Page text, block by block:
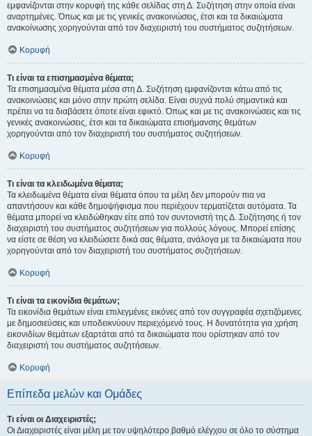
εμφανίζονται στην κορυφή της κάθε σελίδας στη Δ. Συζήτηση στην οποία είναι
αναρτημένες. Όπως και με τις γενικές ανακοινώσεις, έτσι και τα δικαιώματα
ανακοίνωσης χορηγούνται από τον διαχειριστή του συστήματος συζητήσεων.
Κορυφή
Τι είναι τα επισημασμένα θέματα;
Τα επισημασμένα θέματα μέσα στη Δ. Συζήτηση εμφανίζονται κάτω από τις
ανακοινώσεις και μόνο στην πρώτη σελίδα. Είναι συχνά πολύ σημαντικά και
πρέπει να τα διαβάσετε όποτε είναι εφικτό. Όπως και με τις ανακοινώσεις και τις
γενικές ανακοινώσεις, έτσι και τα δικαιώματα επισήμανσης θεμάτων
χορηγούνται από τον διαχειριστή του συστήματος συζητήσεων.
Κορυφή
Τι είναι τα κλειδωμένα θέματα;
Τα κλειδωμένα θέματα είναι θέματα όπου τα μέλη δεν μπορούν πια να
απαντήσουν και κάθε δημοψήφισμα που περιέχουν τερματίζεται αυτόματα. Τα
θέματα μπορεί να κλειδώθηκαν είτε από τον συντονιστή της Δ. Συζήτησης ή τον
διαχειριστή του συστήματος συζητήσεων για πολλούς λόγους. Μπορεί επίσης
να είστε σε θέση να κλειδώσετε δικά σας θέματα, ανάλογα με τα δικαιώματα που
χορηγούνται από τον διαχειριστή του συστήματος συζητήσεων.
Κορυφή
Τι είναι τα εικονίδια θεμάτων;
Τα εικονίδια θεμάτων είναι επιλεγμένες εικόνες από τον συγγραφέα σχετιζόμενες
με δημοσιεύσεις και υποδεικνύουν περιεχόμενό τους. Η δυνατότητα για χρήση
εικονιδίων θεμάτων εξαρτάται από τα δικαιώματα που ορίστηκαν από τον
διαχειριστή του συστήματος συζητήσεων.
Κορυφή
Επίπεδα μελών και Ομάδες
Τι είναι οι Διαχειριστές;
Οι Διαχειριστές είναι μέλη με τον υψηλότερο βαθμό ελέγχου σε όλο το σύστημα